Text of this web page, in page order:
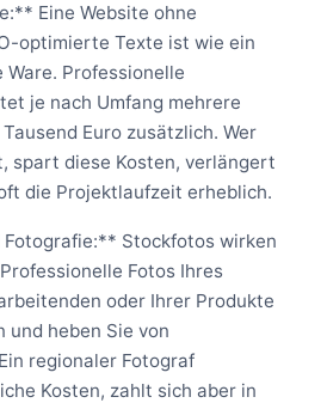
Eine Website ohne
optimierte Texte ist wie ein
Professionelle
je nach Umfang mehrere
Euro zusätzlich. Wer
spart diese Kosten, verlängert
die Projektlaufzeit erheblich.
Stockfotos wirken
Fotos Ihres
oder Ihrer Produkte
und heben Sie von
regionaler Fotograf
Kosten, zahlt sich aber in